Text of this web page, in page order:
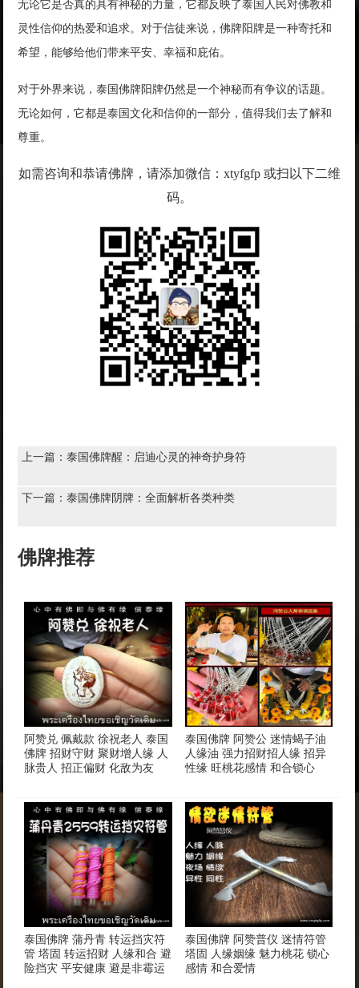
无论它是否真的具有神秘的力量，它都反映了泰国人民对佛教和
灵性信仰的热爱和追求。对于信徒来说，佛牌阳牌是一种寄托和
希望，能够给他们带来平安、幸福和庇佑。
对于外界来说，泰国佛牌阳牌仍然是一个神秘而有争议的话题。
无论如何，它都是泰国文化和信仰的一部分，值得我们去了解和
尊重。
如需咨询和恭请佛牌，请添加微信：xtyfgfp 或扫以下二维
码。
上一篇：泰国佛牌醒：启迪心灵的神奇护身符
下一篇：泰国佛牌阴牌：全面解析各类种类
佛牌推荐
阿赞兑 佩戴款 徐祝老人 泰国
佛牌 招财守财 聚财增人缘 人
脉贵人 招正偏财 化敌为友
泰国佛牌 阿赞公 迷情蝎子油
人缘油 强力招财招人缘 招异
性缘 旺桃花感情 和合锁心
泰国佛牌 蒲丹青 转运挡灾符
管 塔固 转运招财 人缘和合 避
险挡灾 平安健康 避是非霉运
泰国佛牌 阿赞普仪 迷情符管
塔固 人缘姻缘 魅力桃花 锁心
感情 和合爱情